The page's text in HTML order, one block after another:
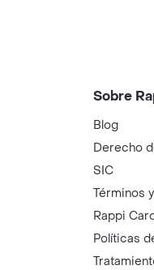
Sobre
Blog
Derecho
SIC
Términos
Rappi
Políticas